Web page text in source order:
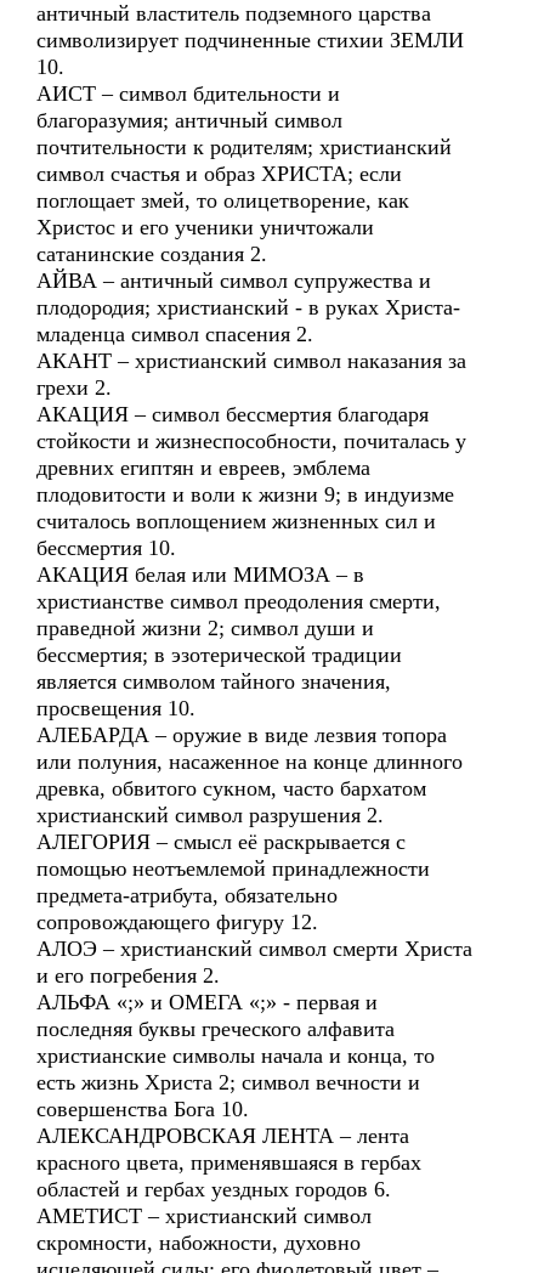
античный властитель подземного царства
символизирует подчиненные стихии ЗЕМЛИ
10.
АИСТ – символ бдительности и
благоразумия; античный символ
почтительности к родителям; христианский
символ счастья и образ ХРИСТА; если
поглощает змей, то олицетворение, как
Христос и его ученики уничтожали
сатанинские создания 2.
АЙВА – античный символ супружества и
плодородия; христианский - в руках Христа-
младенца символ спасения 2.
АКАНТ – христианский символ наказания за
грехи 2.
АКАЦИЯ – символ бессмертия благодаря
стойкости и жизнеспособности, почиталась у
древних египтян и евреев, эмблема
плодовитости и воли к жизни 9; в индуизме
считалось воплощением жизненных сил и
бессмертия 10.
АКАЦИЯ белая или МИМОЗА – в
христианстве символ преодоления смерти,
праведной жизни 2; символ души и
бессмертия; в эзотерической традиции
является символом тайного значения,
просвещения 10.
АЛЕБАРДА – оружие в виде лезвия топора
или полуния, насаженное на конце длинного
древка, обвитого сукном, часто бархатом
христианский символ разрушения 2.
АЛЕГОРИЯ – смысл её раскрывается с
помощью неотъемлемой принадлежности
предмета-атрибута, обязательно
сопровождающего фигуру 12.
АЛОЭ – христианский символ смерти Христа
и его погребения 2.
АЛЬФА «;» и ОМЕГА «;» - первая и
последняя буквы греческого алфавита
христианские символы начала и конца, то
есть жизнь Христа 2; символ вечности и
совершенства Бога 10.
АЛЕКСАНДРОВСКАЯ ЛЕНТА – лента
красного цвета, применявшаяся в гербах
областей и гербах уездных городов 6.
АМЕТИСТ – христианский символ
скромности, набожности, духовно